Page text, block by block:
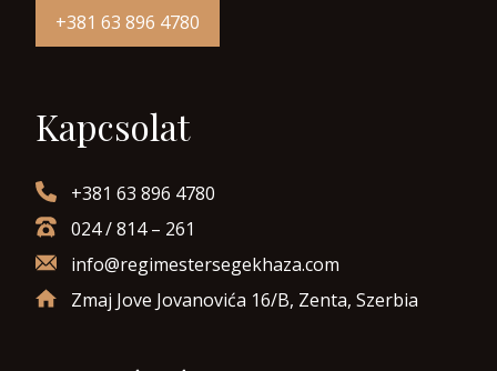
+381 63 896 4780
Kapcsolat
+381 63 896 4780
024 / 814 – 261
info@regimestersegekhaza.com
Zmaj Jove Jovanovića 16/B, Zenta, Szerbia